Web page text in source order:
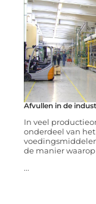
Afvullen in de
In veel
onderdeel van
de manier
...